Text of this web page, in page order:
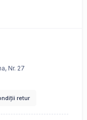
Nr. 27
retur